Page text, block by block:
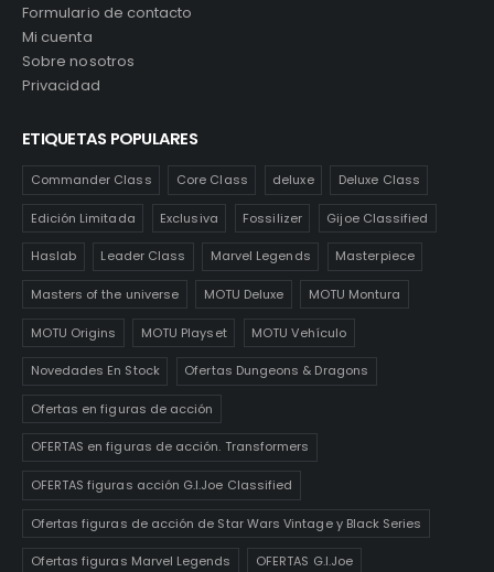
Formulario de contacto
Mi cuenta
Sobre nosotros
Privacidad
ETIQUETAS POPULARES
Commander Class Core Class deluxe Deluxe Class
Edición Limitada Exclusiva Fossilizer Gijoe Classified
Haslab Leader Class Marvel Legends Masterpiece
Masters of the universe MOTU Deluxe MOTU Montura
MOTU Origins MOTU Playset MOTU Vehículo
Novedades En Stock Ofertas Dungeons & Dragons
Ofertas en figuras de acción
OFERTAS en figuras de acción. Transformers
OFERTAS figuras acción G.I.Joe Classified
Ofertas figuras de acción de Star Wars Vintage y Black Series
Ofertas figuras Marvel Legends OFERTAS G.I.Joe